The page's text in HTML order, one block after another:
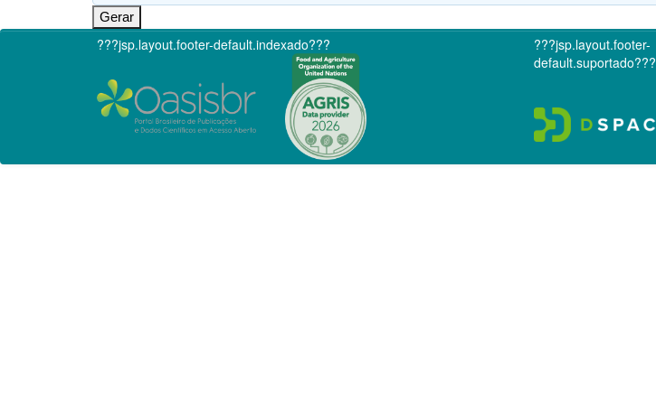
???jsp.layout.footer-default.indexado???
???jsp.layout.footer-
default.suportado???